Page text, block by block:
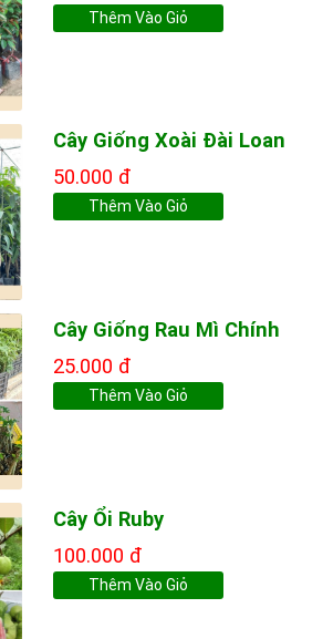
Thêm Vào Giỏ
Cây Giống Xoài Đài Loan
50.000 đ
Thêm Vào Giỏ
Cây Giống Rau Mì Chính
25.000 đ
Thêm Vào Giỏ
Cây Ổi Ruby
100.000 đ
Thêm Vào Giỏ